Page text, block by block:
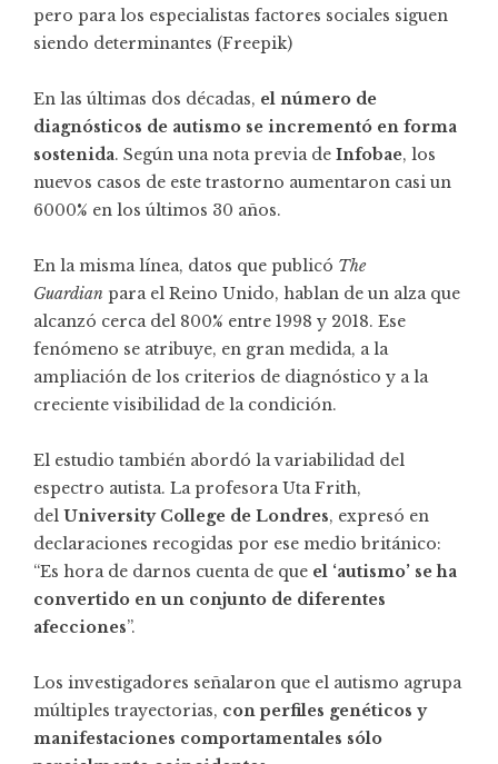
pero para los especialistas factores sociales siguen
siendo determinantes (Freepik)
En las últimas dos décadas, el número de
diagnósticos de autismo se incrementó en forma
sostenida. Según una nota previa de Infobae, los
nuevos casos de este trastorno aumentaron casi un
6000% en los últimos 30 años.
En la misma línea, datos que publicó The
Guardian para el Reino Unido, hablan de un alza que
alcanzó cerca del 800% entre 1998 y 2018. Ese
fenómeno se atribuye, en gran medida, a la
ampliación de los criterios de diagnóstico y a la
creciente visibilidad de la condición.
El estudio también abordó la variabilidad del
espectro autista. La profesora Uta Frith,
del University College de Londres, expresó en
declaraciones recogidas por ese medio británico:
“Es hora de darnos cuenta de que el ‘autismo’ se ha
convertido en un conjunto de diferentes
afecciones”.
Los investigadores señalaron que el autismo agrupa
múltiples trayectorias, con perfiles genéticos y
manifestaciones comportamentales sólo